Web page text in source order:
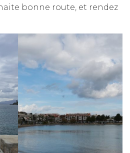
bonne route, et rendez